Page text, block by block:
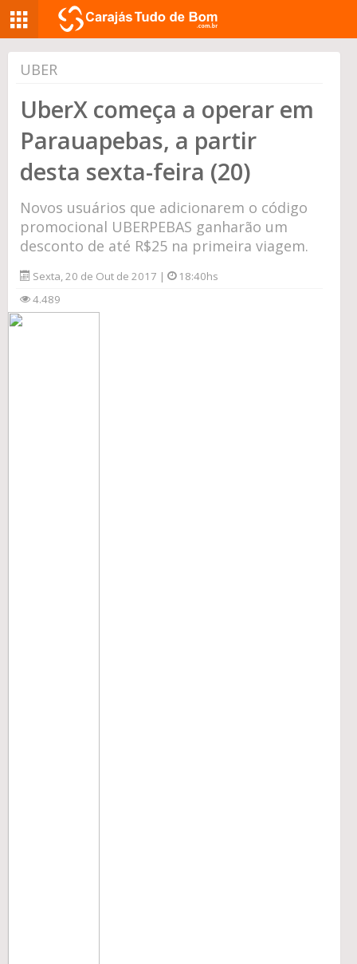
UBER
UberX começa a operar em
Parauapebas, a partir
desta sexta-feira (20)
Novos usuários que adicionarem o código
promocional UBERPEBAS ganharão um
desconto de até R$25 na primeira viagem.
Sexta, 20 de Out de 2017 |
18:40hs
4.489